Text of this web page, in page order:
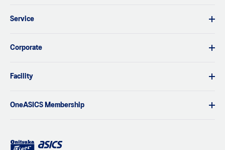
Service
Corporate
Facility
OneASICS Membership